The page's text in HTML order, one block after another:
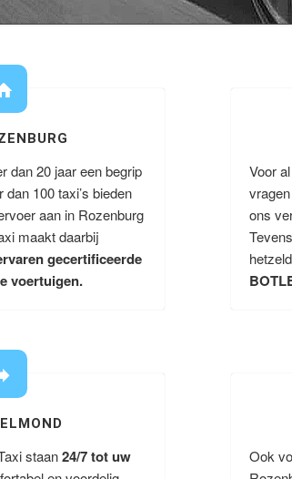
dan 20 jaar een begrip
100 taxi’s bieden
aan in Rozenburg
maakt daarbij
gecertificeerde
voertuigen.
Voor
ons
staan24/7 tot uw
Ook